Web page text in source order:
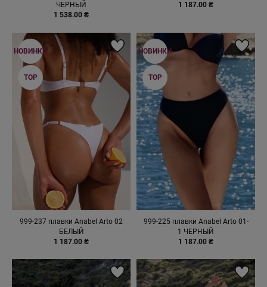
ЧЕРНЫЙ
1 538.00 ₴
1 187.00 ₴
999-237 плавки Anabel Arto 02
БЕЛЫЙ
1 187.00 ₴
НОВИНКИ
TOP
999-225 плавки Anabel Arto 01-
1 ЧЕРНЫЙ
1 187.00 ₴
НОВИНКИ
TOP